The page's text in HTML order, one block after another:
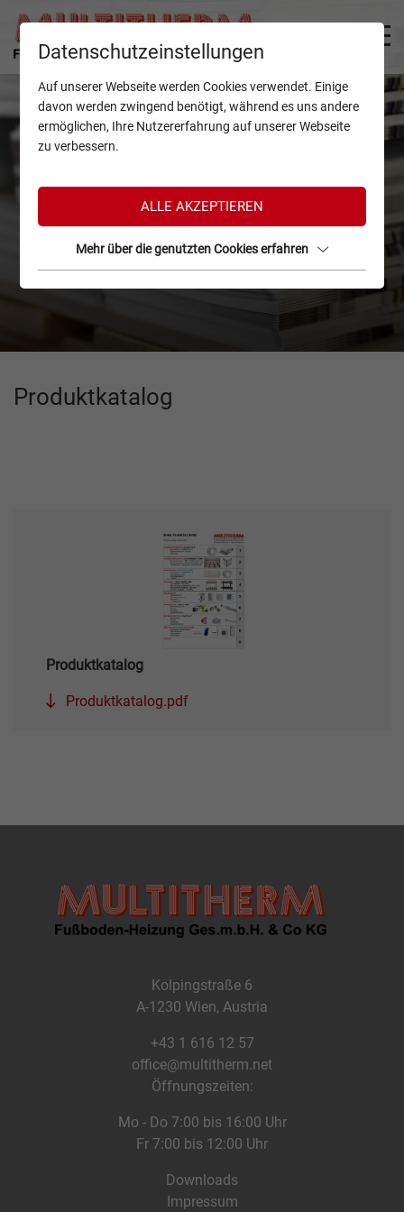
Produktkatalog
Produktkatalog
Produktkatalog.pdf
Kolpingstraße 6
A-1230 Wien, Austria
+43 1 616 12 57
office@multitherm.net
Öffnungszeiten:
Mo - Do 7:00 bis 16:00 Uhr
Fr 7:00 bis 12:00 Uhr
Downloads
Impressum
Datenschutzeinstellungen
Auf unserer Webseite werden Cookies verwendet. Einige
davon werden zwingend benötigt, während es uns andere
ermöglichen, Ihre Nutzererfahrung auf unserer Webseite
zu verbessern.
ALLE AKZEPTIEREN
Mehr über die genutzten Cookies erfahren